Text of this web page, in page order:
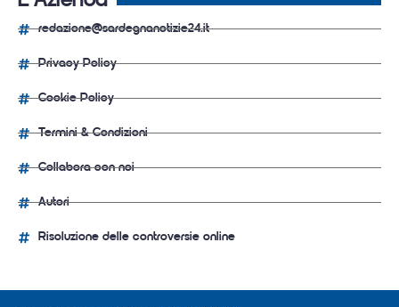
redazione@sardegnanotizie24.it
Privacy Policy
Cookie Policy
Termini & Condizioni
Collabora con noi
Autori
Risoluzione delle controversie online